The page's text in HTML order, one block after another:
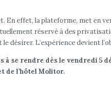
effet, la plateforme, met en
réservé à des
désirer. L’expérience devient
se rendre dès le vendredi 5
de l’hôtel Molitor.